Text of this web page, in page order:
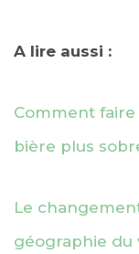
A lire aussi :
Comment
bière plus
Le
géographie du